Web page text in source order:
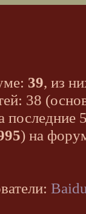
39, из
38
последние
) на